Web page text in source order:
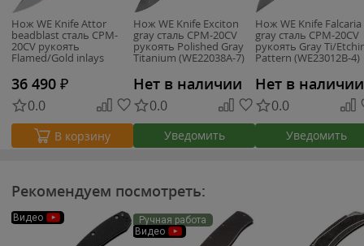
Нож WE Knife Attor
beadblast сталь CPM-
20CV рукоять
Flamed/Gold inlays
Titanium (WE23037-2)
36 490 ₽
0.0
В корзину
Нож WE Knife Exciton
gray сталь CPM-20CV
рукоять Polished Gray
Titanium (WE22038A-7)
Нет в наличии
0.0
Уведомить
Нож WE Knife Falcaria
gray сталь CPM-20CV
рукоять Gray Ti/
Pattern (WE23012B-4)
Нет в наличии
0.0
Уведомить
Рекомендуем посмотреть:
Видео
Ручная работа
Видео